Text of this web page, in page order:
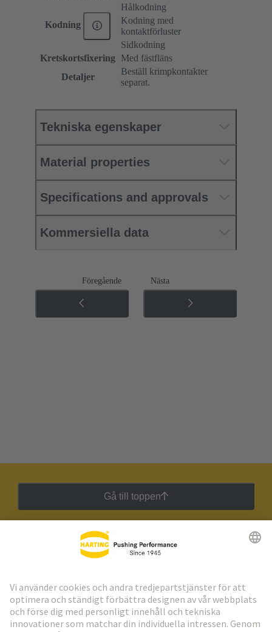
Kodning
Hålkodning
Kodning med
kontaktförluster
Sidkodning
Kretskortsfixering
Med fästfläns
Detaljer
Beställ krimpkontakter
separat.
Tekniska egenskaper
Material properties
Specifications and approvals
Kommersiella data
Föregående Nästa
Gå till toppen
HARTING:s nyhetsbrev
Gå till registrering